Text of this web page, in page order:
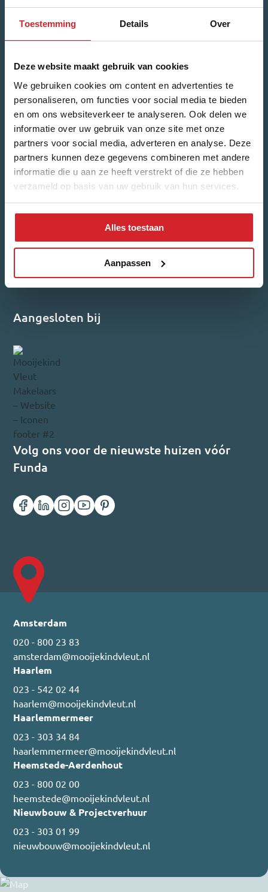
Toestemming Details Over
Deze website maakt gebruik van cookies
We gebruiken cookies om content en advertenties te
personaliseren, om functies voor social media te bieden
en om ons websiteverkeer te analyseren. Ook delen we
informatie over uw gebruik van onze site met onze
partners voor social media, adverteren en analyse. Deze
partners kunnen deze gegevens combineren met andere
informatie die u aan ze heeft verstrekt of die ze hebben
verzameld op basis van uw gebruik van hun services.
Alles toestaan
Aanpassen
Achternaam
E-mailadres*
Welk nieuws ontvang je graag?
Woonnieuws
Nieuwbouw-updates
Ik ga akkoord met het privacybeleid
Reviews
4,7/5540 reviews
Aangesloten bij
Volg ons voor de nieuwste huizen vóór
Funda
Amsterdam
020 - 800 23 83
amsterdam@mooijekindvleut.nl
Haarlem
023 - 542 02 44
haarlem@mooijekindvleut.nl
Haarlemmermeer
023 - 303 34 84
haarlemmermeer@mooijekindvleut.nl
Heemstede-Aerdenhout
023 - 800 02 00
heemstede@mooijekindvleut.nl
Nieuwbouw & Projectverhuur
023 - 303 01 99
nieuwbouw@mooijekindvleut.nl